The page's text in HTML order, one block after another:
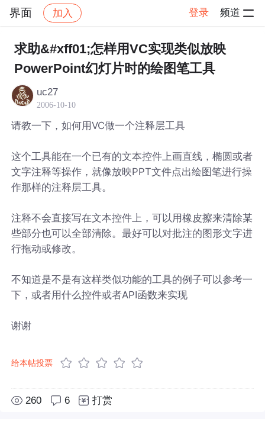
界面 加入 登录 频道
社区 界面 帖子详情
求助&#xff01;怎样用VC实现类似放映
PowerPoint幻灯片时的绘图笔工具
uc27
2006-10-10
请教一下，如何用VC做一个注释层工具
这个工具能在一个已有的文本控件上画直线，椭圆或者
文字注释等操作，就像放映PPT文件点出绘图笔进行操
作那样的注释层工具。
注释不会直接写在文本控件上，可以用橡皮擦来清除某
些部分也可以全部清除。最好可以对批注的图形文字进
行拖动或修改。
不知道是不是有这样类似功能的工具的例子可以参考一
下，或者用什么控件或者API函数来实现
谢谢
给本帖投票
260 6 打赏